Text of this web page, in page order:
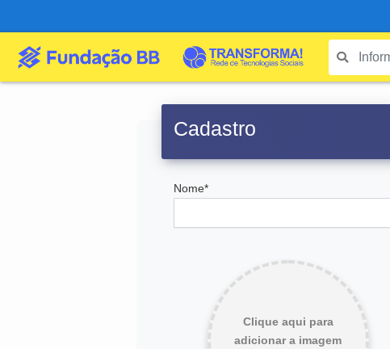
Cadastro
Nome*
Clique aqui para
adicionar a imagem